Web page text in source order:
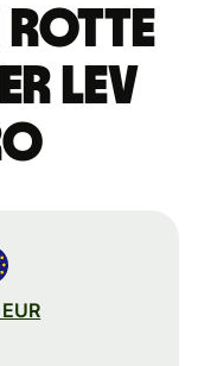
rotte
lev